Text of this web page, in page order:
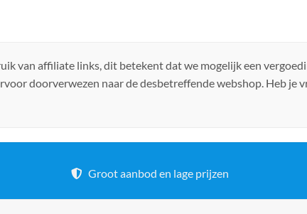
van affiliate links, dit betekent dat we mogelijk een
doorverwezen naar de desbetreffende webshop. Heb
Groot aanbod en lage prijzen